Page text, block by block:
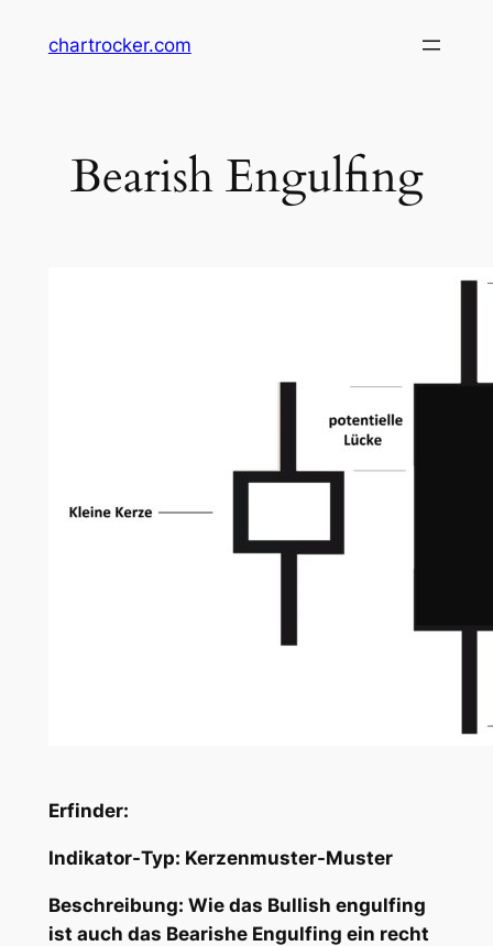
Inhaltchartrocker.com
Bearish Engulfing
Erfinder:
Indikator-Typ: Kerzenmuster-Muster
Beschreibung: Wie das Bullish engulfing
ist auch das Bearishe Engulfing ein recht